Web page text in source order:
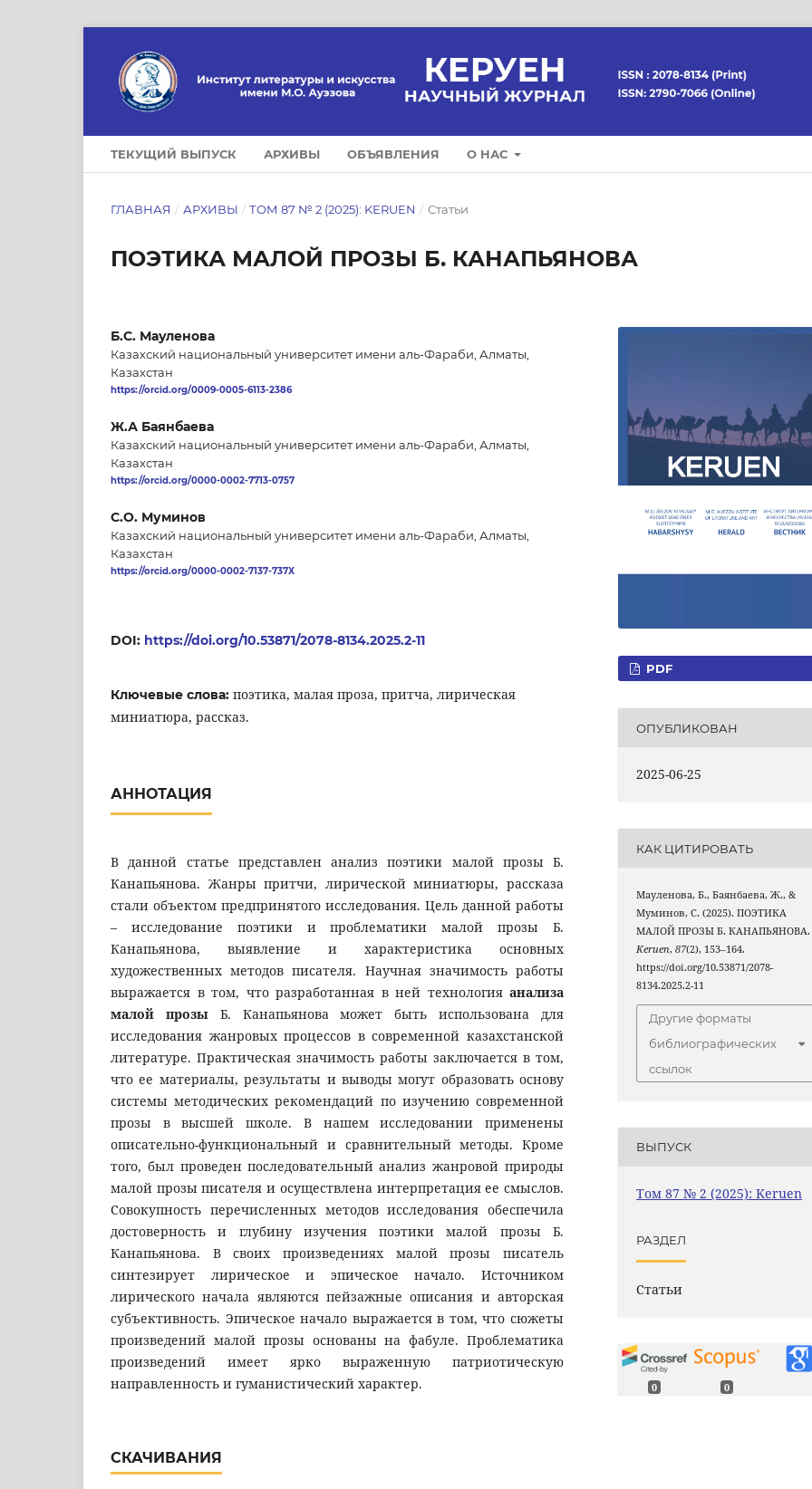
ТЕКУЩИЙ ВЫПУСК АРХИВЫ ОБЪЯВЛЕНИЯ О НАС
ГЛАВНАЯ / АРХИВЫ / ТОМ 87 № 2 (2025): KERUEN / Статьи
ПОЭТИКА МАЛОЙ ПРОЗЫ Б. КАНАПЬЯНОВА
Б.С. Мауленова
Казахский национальный университет имени аль-Фараби, Алматы,
Казахстан
https://orcid.org/0009-0005-6113-2386
Ж.А Баянбаева
Казахский национальный университет имени аль-Фараби, Алматы,
Казахстан
https://orcid.org/0000-0002-7713-0757
С.О. Муминов
Казахский национальный университет имени аль-Фараби, Алматы,
Казахстан
https://orcid.org/0000-0002-7137-737X
DOI: https://doi.org/10.53871/2078-8134.2025.2-11
Ключевые слова: поэтика, малая проза, притча, лирическая
миниатюра, рассказ.
АННОТАЦИЯ
В данной статье представлен анализ поэтики малой прозы Б.
Канапьянова. Жанры притчи, лирической миниатюры, рассказа
стали объектом предпринятого исследования. Цель данной работы
– исследование поэтики и проблематики малой прозы Б.
Канапьянова, выявление и характеристика основных
художественных методов писателя. Научная значимость работы
выражается в том, что разработанная в ней технология анализа
малой прозы Б. Канапьянова может быть использована для
исследования жанровых процессов в современной казахстанской
литературе. Практическая значимость работы заключается в том,
что ее материалы, результаты и выводы могут образовать основу
системы методических рекомендаций по изучению современной
прозы в высшей школе. В нашем исследовании применены
описательно-функциональный и сравнительный методы. Кроме
того, был проведен последовательный анализ жанровой природы
малой прозы писателя и осуществлена интерпретация ее смыслов.
Совокупность перечисленных методов исследования обеспечила
достоверность и глубину изучения поэтики малой прозы Б.
Канапьянова. В своих произведениях малой прозы писатель
синтезирует лирическое и эпическое начало. Источником
лирического начала являются пейзажные описания и авторская
субъективность. Эпическое начало выражается в том, что сюжеты
произведений малой прозы основаны на фабуле. Проблематика
произведений имеет ярко выраженную патриотическую
направленность и гуманистический характер.
СКАЧИВАНИЯ
PDF
ОПУБЛИКОВАН
2025-06-25
КАК ЦИТИРОВАТЬ
Мауленова, Б., Баянбаева, Ж., &
Муминов, С. (2025). ПОЭТИКА
МАЛОЙ ПРОЗЫ Б. КАНАПЬЯНОВА.
Keruen,87(2), 153–164.
https://doi.org/10.53871/2078-
8134.2025.2-11
Другие форматы
библиографических
ссылок
ВЫПУСК
Том 87 № 2 (2025): Keruen
РАЗДЕЛ
Статьи
0 0